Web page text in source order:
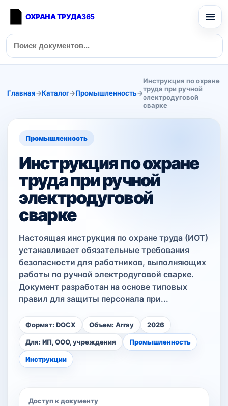
ОХРАНА ТРУДА365
Главная→Каталог→Промышленность→
Инструкция по охране
труда при ручной
электродуговой
сварке
Промышленность
Инструкция по охране
труда при ручной
электродуговой
сварке
Настоящая инструкция по охране труда (ИОТ)
устанавливает обязательные требования
безопасности для работников, выполняющих
работы по ручной электродуговой сварке.
Документ разработан на основе типовых
правил для защиты персонала при...
Формат: DOCX Объем: Array 2026
Для: ИП, ООО, учреждения Промышленность
Инструкции
Доступ к документу